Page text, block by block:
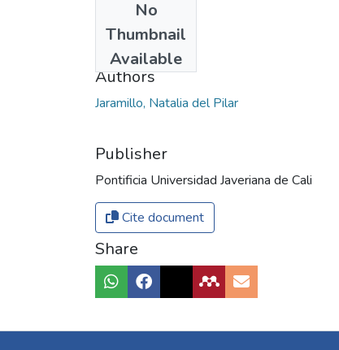
No
Thumbnail
Available
2020
Authors
Jaramillo, Natalia del Pilar
Publisher
Pontificia Universidad Javeriana de Cali
Cite document
Share